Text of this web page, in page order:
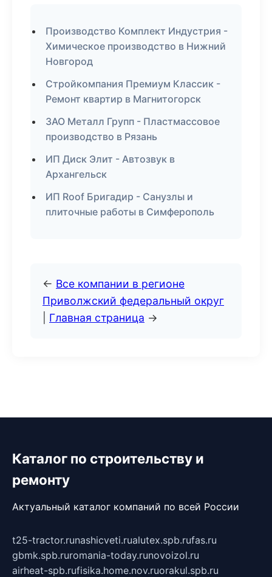
Производство Комплект Индустрия -
Химическое производство в Нижний
Новгород
Стройкомпания Премиум Классик -
Ремонт квартир в Магнитогорск
ЗАО Металл Групп - Пластмассовое
производство в Рязань
ИП Диск Элит - Автозвук в
Архангельск
ИП Roof Бригадир - Санузлы и
плиточные работы в Симферополь
← Все компании в регионе
Приволжский федеральный округ
Главная страница →
Каталог по строительству и
ремонту
Актуальный каталог компаний по всей России
t25-tractor.runashicveti.rualutex.spb.rufas.ru
gbmk.spb.ruromania-today.runovoizol.ru
airheat-spb.rufisika.home.nov.ruorakul.spb.ru